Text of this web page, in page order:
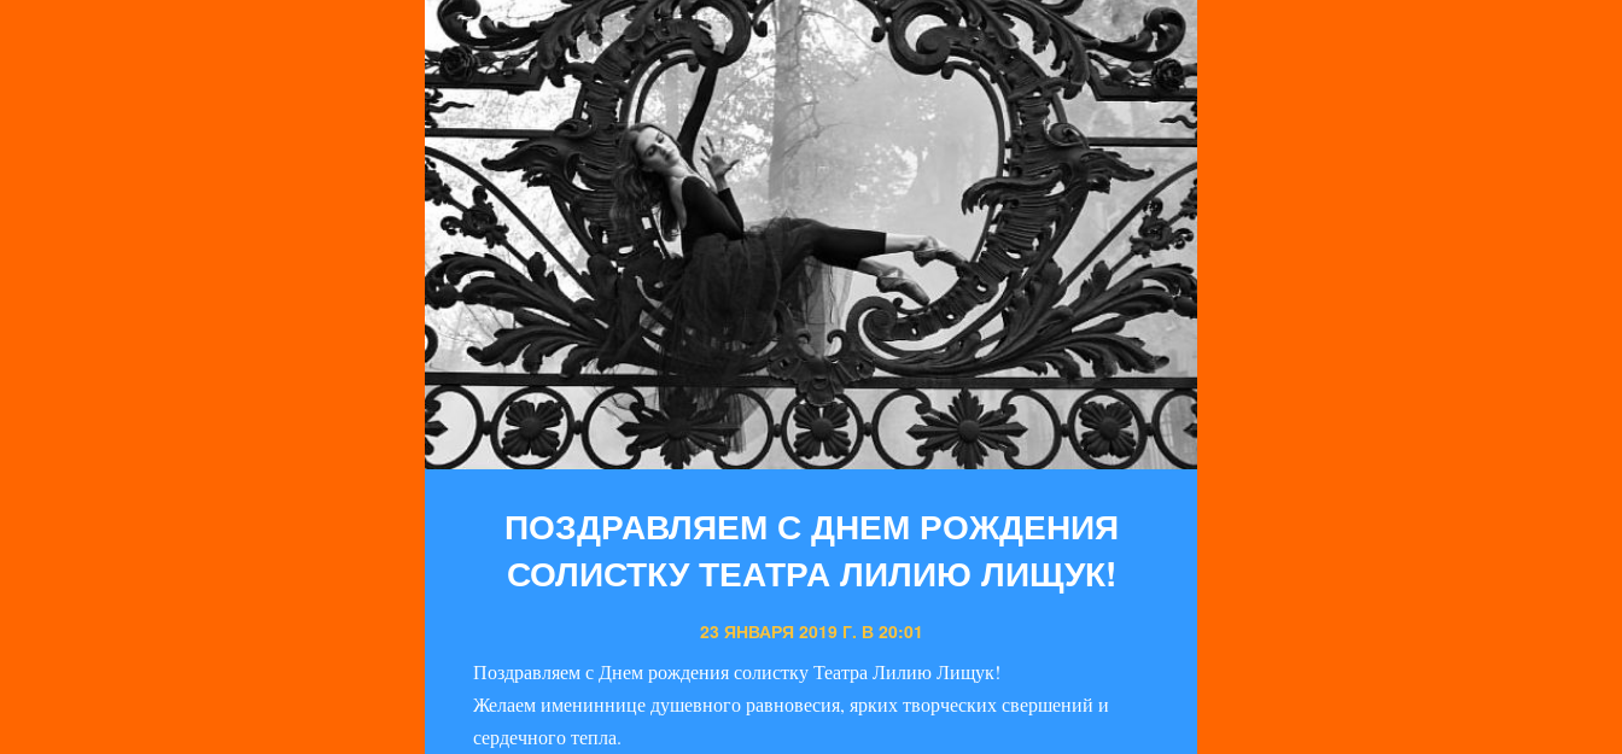
ПОЗДРАВЛЯЕМ С ДНЕМ РОЖДЕНИЯ
СОЛИСТКУ ТЕАТРА ЛИЛИЮ ЛИЩУК!
23 ЯНВАРЯ 2019 Г. В 20:01
Поздравляем с Днем рождения солистку Театра Лилию Лищук!
Желаем имениннице душевного равновесия, ярких творческих свершений и
сердечного тепла.